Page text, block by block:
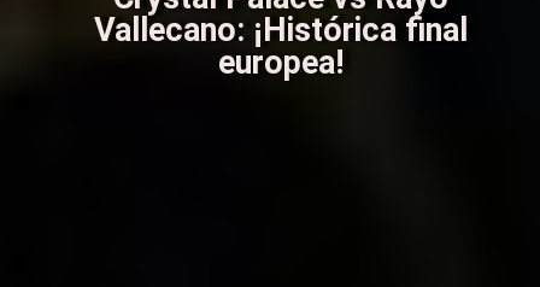
Vallecano: ¡Histórica final
europea!